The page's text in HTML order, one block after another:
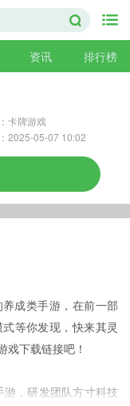
资讯 排行榜
卡牌游戏
2025-05-07 10:02
成类手游，在前一部
等你发现，快来其灵
戏下载链接吧！
游，研发团队方寸科技